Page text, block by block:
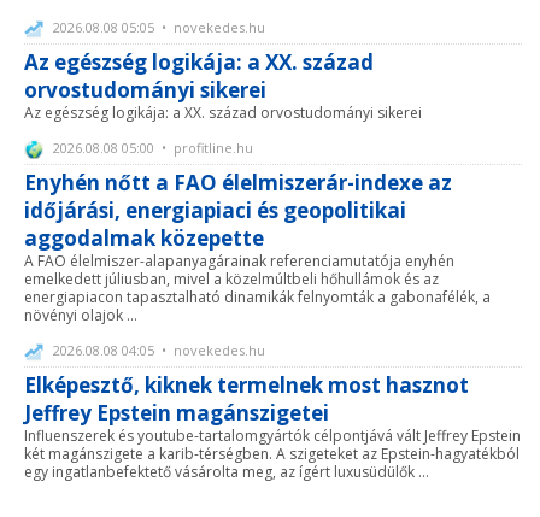
2026.08.08 05:05 • novekedes.hu
Az egészség logikája: a XX. század
orvostudományi sikerei
Az egészség logikája: a XX. század orvostudományi sikerei
2026.08.08 05:00 • profitline.hu
Enyhén nőtt a FAO élelmiszerár-indexe az
időjárási, energiapiaci és geopolitikai
aggodalmak közepette
A FAO élelmiszer-alapanyagárainak referenciamutatója enyhén
emelkedett júliusban, mivel a közelmúltbeli hőhullámok és az
energiapiacon tapasztalható dinamikák felnyomták a gabonafélék, a
növényi olajok ...
2026.08.08 04:05 • novekedes.hu
Elképesztő, kiknek termelnek most hasznot
Jeffrey Epstein magánszigetei
Influenszerek és youtube-tartalomgyártók célpontjává vált Jeffrey Epstein
két magánszigete a karib-térségben. A szigeteket az Epstein-hagyatékból
egy ingatlanbefektető vásárolta meg, az ígért luxusüdülők ...